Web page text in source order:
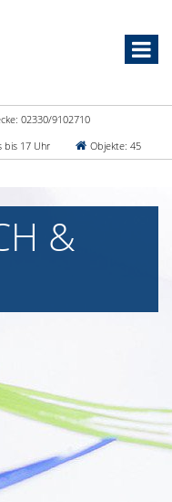
02330/9102710
bis 17 Uhr
Objekte: 45
&